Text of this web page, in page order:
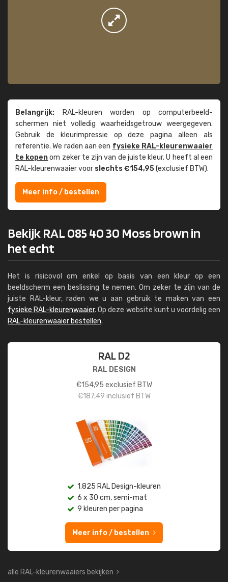
Belangrijk: RAL-kleuren worden op computer­beeld­
schermen niet volledig waarheids­­getrouw weer­gegeven.
Gebruik de kleur­impressie op deze pagina alleen als
referentie. We raden aan een fysieke RAL-kleuren­waaier
te kopenom zeker te zijn van de juiste kleur. U heeft al een
RAL-kleuren­waaier voor slechts €154,95(exclusief BTW).
Meer info / bestellen
Bekijk RAL 085 40 30 Moss brown in
het echt
Het is risicovol om enkel op basis van een kleur op een
beeldscherm een beslissing te nemen. Om zeker te zijn van de
juiste RAL-kleur, raden we u aan gebruik te maken van een
fysieke RAL-kleurenwaaier. Op deze website kunt u voordelig een
RAL-kleurenwaaier bestellen.
RAL D2
RAL DESIGN
€154,95 exclusief BTW
€187,49 inclusief BTW
1.825 RAL Design-kleuren
6 x 30 cm, semi-mat
9 kleuren per pagina
Meer info / bestellen
alle RAL-kleurenwaaiers bekijken